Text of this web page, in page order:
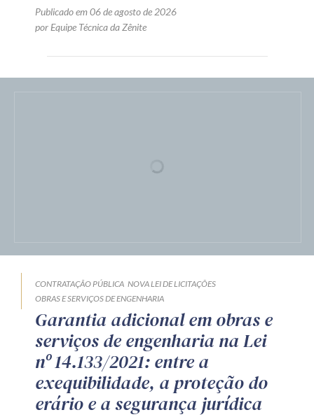
Publicado em 06 de agosto de 2026
por Equipe Técnica da Zênite
CONTRATAÇÃO PÚBLICA NOVA LEI DE LICITAÇÕES
OBRAS E SERVIÇOS DE ENGENHARIA
Garantia adicional em obras e
serviços de engenharia na Lei
nº 14.133/2021: entre a
exequibilidade, a proteção do
erário e a segurança jurídica